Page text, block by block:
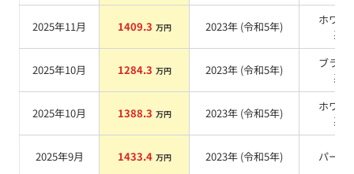
2025年11月 1409.3 万円 2023年 (令和5年)
ホワイ
系
2025年10月 1284.3 万円 2023年 (令和5年)
ブラッ
系
2025年10月 1388.3 万円 2023年 (令和5年)
ホワイ
系
2025年9月 1433.4 万円 2023年 (令和5年) パール